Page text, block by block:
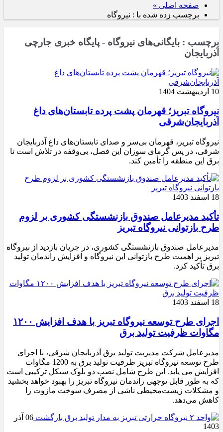
صفحه اصلی »
برچسب زده شده با : نیروگاه
برچسب : بایگانی‌های نیروگاه - پایگاه خبری جارچی
آذربایجان
10 اردیبهشت 1404
نیروگاه تبریز؛ قهرمان پشت پرده تابستان‌های داغ
آذربایجان‌شرقی
نیروگاه تبریز، قهرمان بی‌سر و صدای تابستان‌های داغ آذربایجان
شرقی، در پس گرمای سوزان این فصل، بی‌وقفه در تلاش است تا
برق این منطقه را تأمین کند.
18 اسفند 1403
تأکید مدیرعامل صندوق بازنشستگی کشوری بر لزوم
طرح بازتوانی نیروگاه تبریز
مدیرعامل صندوق بازنشستگی کشوری، در جریان بازدید از نیروگاه
تبریز بر اهمیت طرح بازتوانی این نیروگاه و افزایش راندمان تولید
برق تأکید کرد.
18 اسفند 1403
اجرای طرح توسعه نیروگاه تبریز با هدف افزایش ۱۲۰۰
مگاوات ظرفیت تولید برق
مدیرعامل شرکت مدیریت تولید برق آذربایجان شرقی، با اجرای
طرح توسعه نیروگاه تبریز ظرفیت تولید برق به 1200 مگاوات
افزایش می یابد. این طرح شامل نصب دو بلوک سیکل ترکیبی است
که به طور قابل توجهی راندمان نیروگاه تبریز را بهبود خواهد بخشید
و مشکلات زیست‌محیطی ناشی از مصرف سوخت مازوت را
کاهش می‌دهد.
06 آذر
1403